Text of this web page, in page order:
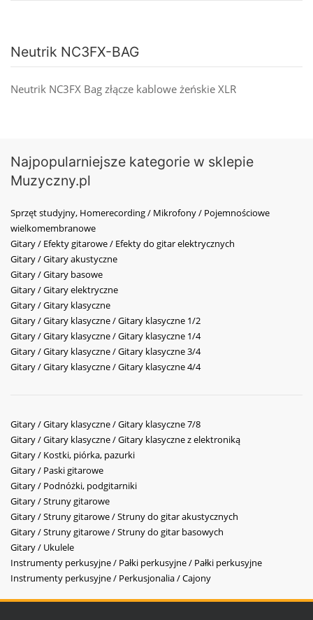
Neutrik NC3FX-BAG
Neutrik NC3FX Bag złącze kablowe żeńskie XLR
Najpopularniejsze kategorie w sklepie
Muzyczny.pl
Sprzęt studyjny, Homerecording / Mikrofony / Pojemnościowe
wielkomembranowe
Gitary / Efekty gitarowe / Efekty do gitar elektrycznych
Gitary / Gitary akustyczne
Gitary / Gitary basowe
Gitary / Gitary elektryczne
Gitary / Gitary klasyczne
Gitary / Gitary klasyczne / Gitary klasyczne 1/2
Gitary / Gitary klasyczne / Gitary klasyczne 1/4
Gitary / Gitary klasyczne / Gitary klasyczne 3/4
Gitary / Gitary klasyczne / Gitary klasyczne 4/4
Gitary / Gitary klasyczne / Gitary klasyczne 7/8
Gitary / Gitary klasyczne / Gitary klasyczne z elektroniką
Gitary / Kostki, piórka, pazurki
Gitary / Paski gitarowe
Gitary / Podnóżki, podgitarniki
Gitary / Struny gitarowe
Gitary / Struny gitarowe / Struny do gitar akustycznych
Gitary / Struny gitarowe / Struny do gitar basowych
Gitary / Ukulele
Instrumenty perkusyjne / Pałki perkusyjne / Pałki perkusyjne
Instrumenty perkusyjne / Perkusjonalia / Cajony